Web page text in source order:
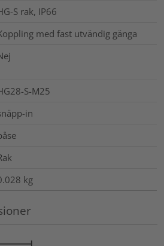
S rak, IP66
med fast utvändig gänga
S-M25
in
kg